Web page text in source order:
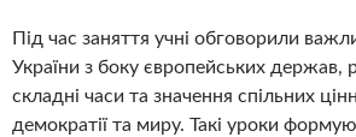
Під час заняття учні обговорили
України з боку європейських держав,
складні часи та значення спільних
демократії та миру. Такі уроки